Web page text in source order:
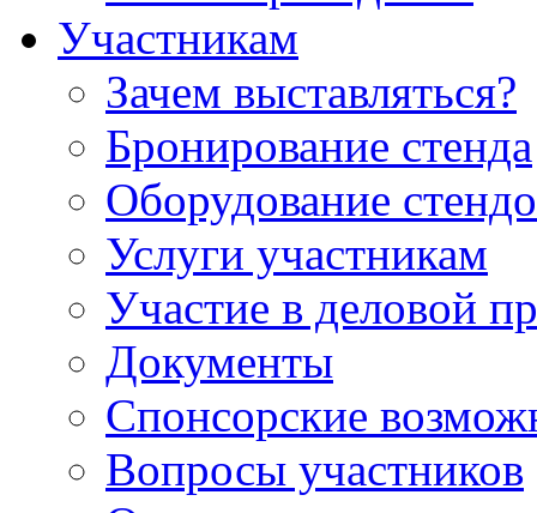
Участникам
Зачем выставляться?
Бронирование стенда
Оборудование
Услуги участникам
Участие в деловой
Документы
Спонсорские
Вопросы участников